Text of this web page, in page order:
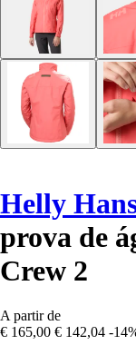
Helly
prova de
Crew 2
A partir de
€ 165,00 € 142,04 -